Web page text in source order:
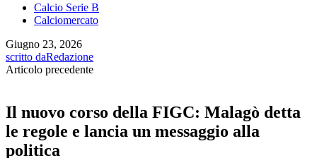
Calcio Serie B
Calciomercato
Giugno 23, 2026
scritto daRedazione
Articolo precedente
Il nuovo corso della FIGC: Malagò detta
le regole e lancia un messaggio alla
politica